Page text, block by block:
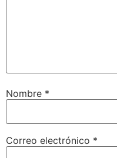
Nombre *
Correo electrónico *